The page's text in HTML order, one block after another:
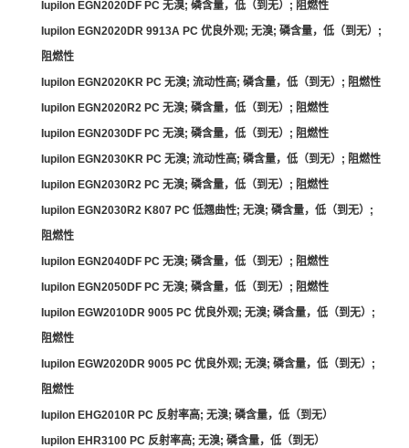
Iupilon EGN2020DF PC 无溴; 磷含量，低（到无）; 阻燃性
Iupilon EGN2020DR 9913A PC 优良外观; 无溴; 磷含量，低（到无）;
阻燃性
Iupilon EGN2020KR PC 无溴; 流动性高; 磷含量，低（到无）; 阻燃性
Iupilon EGN2020R2 PC 无溴; 磷含量，低（到无）; 阻燃性
Iupilon EGN2030DF PC 无溴; 磷含量，低（到无）; 阻燃性
Iupilon EGN2030KR PC 无溴; 流动性高; 磷含量，低（到无）; 阻燃性
Iupilon EGN2030R2 PC 无溴; 磷含量，低（到无）; 阻燃性
Iupilon EGN2030R2 K807 PC 低翘曲性; 无溴; 磷含量，低（到无）;
阻燃性
Iupilon EGN2040DF PC 无溴; 磷含量，低（到无）; 阻燃性
Iupilon EGN2050DF PC 无溴; 磷含量，低（到无）; 阻燃性
Iupilon EGW2010DR 9005 PC 优良外观; 无溴; 磷含量，低（到无）;
阻燃性
Iupilon EGW2020DR 9005 PC 优良外观; 无溴; 磷含量，低（到无）;
阻燃性
Iupilon EHG2010R PC 反射率高; 无溴; 磷含量，低（到无）
Iupilon EHR3100 PC 反射率高; 无溴; 磷含量，低（到无）